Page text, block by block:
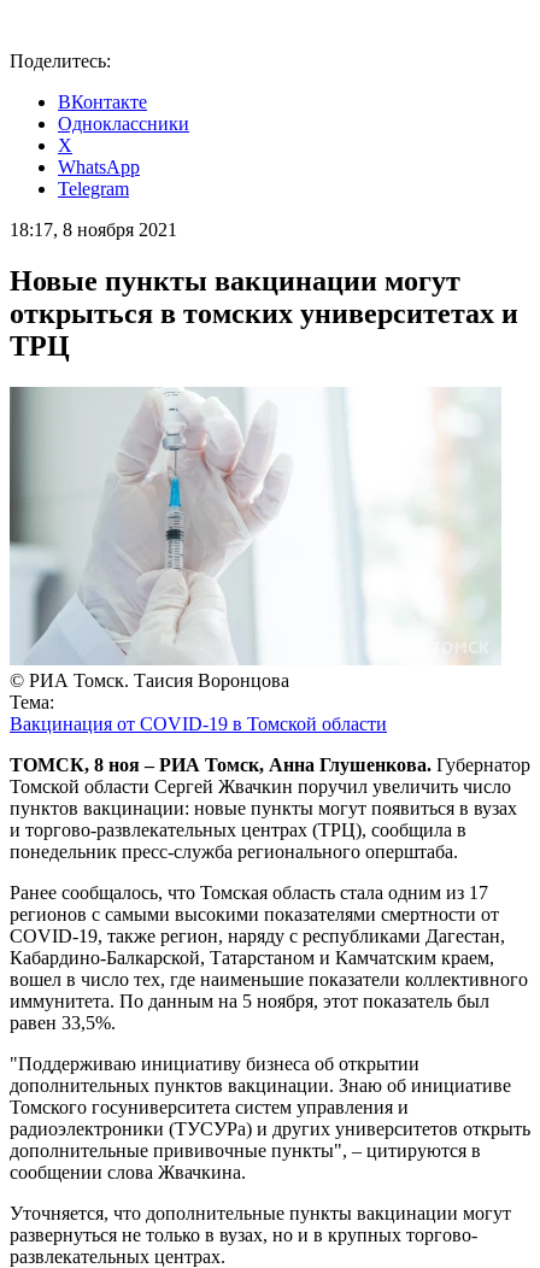
Поделитесь:
ВКонтакте
Одноклассники
X
WhatsApp
Telegram
18:17, 8 ноября 2021
Новые пункты вакцинации могут
открыться в томских университетах и
ТРЦ
© РИА Томск. Таисия Воронцова
Тема:
Вакцинация от COVID-19 в Томской области
ТОМСК, 8 ноя – РИА Томск, Анна Глушенкова. Губернатор
Томской области Сергей Жвачкин поручил увеличить число
пунктов вакцинации: новые пункты могут появиться в вузах
и торгово-развлекательных центрах (ТРЦ), сообщила в
понедельник пресс-служба регионального оперштаба.
Ранее сообщалось, что Томская область стала одним из 17
регионов с самыми высокими показателями смертности от
COVID-19, также регион, наряду с республиками Дагестан,
Кабардино-Балкарской, Татарстаном и Камчатским краем,
вошел в число тех, где наименьшие показатели коллективного
иммунитета. По данным на 5 ноября, этот показатель был
равен 33,5%.
"Поддерживаю инициативу бизнеса об открытии
дополнительных пунктов вакцинации. Знаю об инициативе
Томского госуниверситета систем управления и
радиоэлектроники (ТУСУРа) и других университетов открыть
дополнительные прививочные пункты", – цитируются в
сообщении слова Жвачкина.
Уточняется, что дополнительные пункты вакцинации могут
развернуться не только в вузах, но и в крупных торгово-
развлекательных центрах.